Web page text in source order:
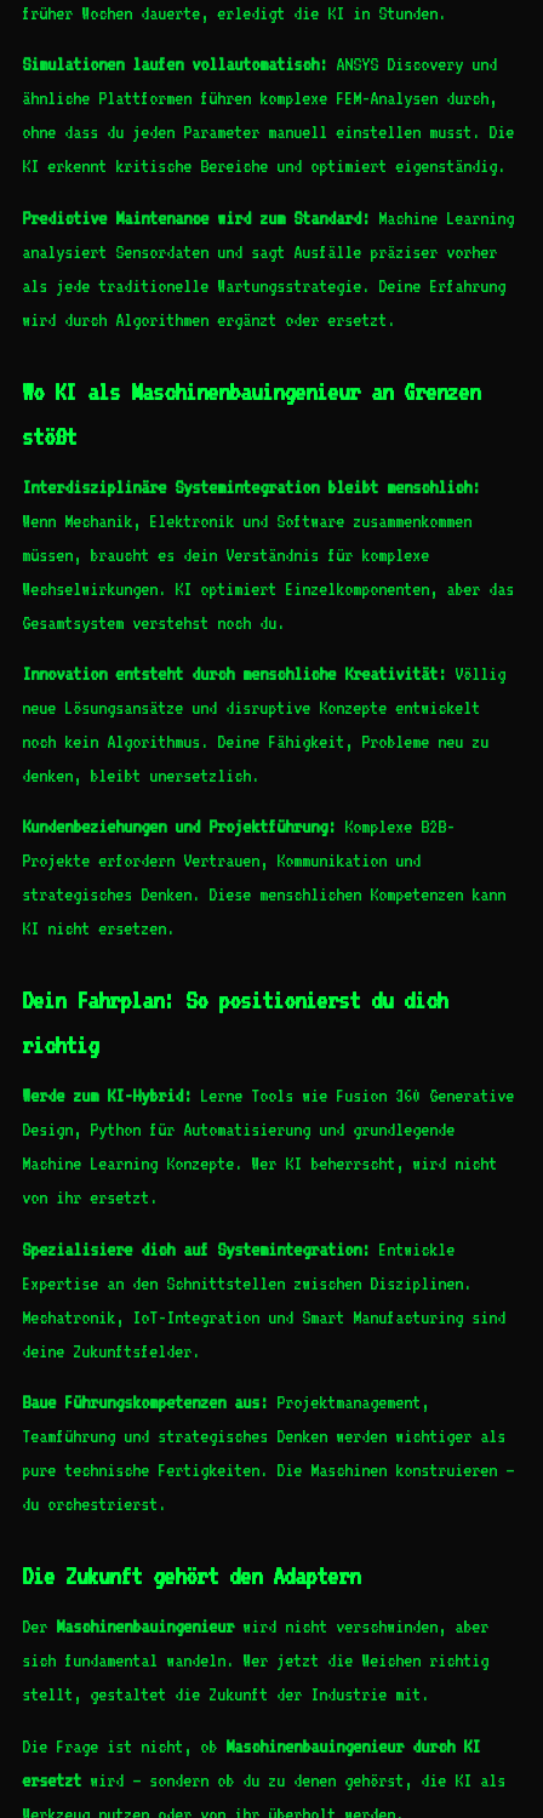
früher Wochen dauerte, erledigt die KI in Stunden.
Simulationen laufen vollautomatisch: ANSYS Discovery und
ähnliche Plattformen führen komplexe FEM-Analysen durch,
ohne dass du jeden Parameter manuell einstellen musst. Die
KI erkennt kritische Bereiche und optimiert eigenständig.
Predictive Maintenance wird zum Standard: Machine Learning
analysiert Sensordaten und sagt Ausfälle präziser vorher
als jede traditionelle Wartungsstrategie. Deine Erfahrung
wird durch Algorithmen ergänzt oder ersetzt.
Wo KI als Maschinenbauingenieur an Grenzen
stößt
Interdisziplinäre Systemintegration bleibt menschlich:
Wenn Mechanik, Elektronik und Software zusammenkommen
müssen, braucht es dein Verständnis für komplexe
Wechselwirkungen. KI optimiert Einzelkomponenten, aber das
Gesamtsystem verstehst noch du.
Innovation entsteht durch menschliche Kreativität: Völlig
neue Lösungsansätze und disruptive Konzepte entwickelt
noch kein Algorithmus. Deine Fähigkeit, Probleme neu zu
denken, bleibt unersetzlich.
Kundenbeziehungen und Projektführung: Komplexe B2B-
Projekte erfordern Vertrauen, Kommunikation und
strategisches Denken. Diese menschlichen Kompetenzen kann
KI nicht ersetzen.
Dein Fahrplan: So positionierst du dich
richtig
Werde zum KI-Hybrid: Lerne Tools wie Fusion 360 Generative
Design, Python für Automatisierung und grundlegende
Machine Learning Konzepte. Wer KI beherrscht, wird nicht
von ihr ersetzt.
Spezialisiere dich auf Systemintegration: Entwickle
Expertise an den Schnittstellen zwischen Disziplinen.
Mechatronik, IoT-Integration und Smart Manufacturing sind
deine Zukunftsfelder.
Baue Führungskompetenzen aus: Projektmanagement,
Teamführung und strategisches Denken werden wichtiger als
pure technische Fertigkeiten. Die Maschinen konstruieren –
du orchestrierst.
Die Zukunft gehört den Adaptern
Der Maschinenbauingenieurwird nicht verschwinden, aber
sich fundamental wandeln. Wer jetzt die Weichen richtig
stellt, gestaltet die Zukunft der Industrie mit.
Die Frage ist nicht, ob Maschinenbauingenieur durch KI
ersetzt wird – sondern ob du zu denen gehörst, die KI als